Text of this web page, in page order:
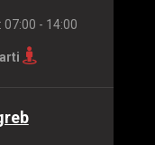
07:00 - 14:00